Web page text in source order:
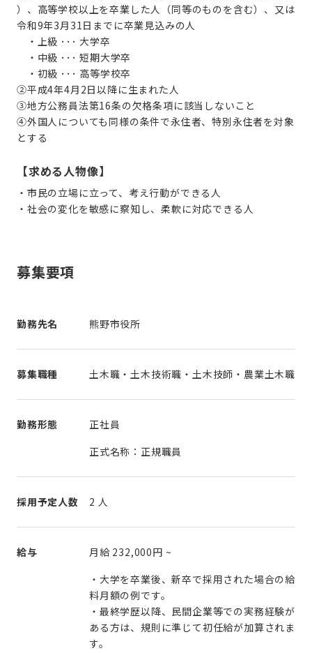
）、高等学校以上を卒業した人（同等のものを含む）、又は
令和9年3月31日までに卒業見込みの人
・上級 ･･･ 大学卒
・中級 ･･･ 短期大学卒
・初級 ･･･ 高等学校卒
②平成4年4月2日以降に生まれた人
③地方公務員法第16条の欠格条項に該当しないこと
④外国人についても同様の条件で永住者、特別永住者を対象
とする
【求める人物像】
・市民の立場に立って、考え行動ができる人
・社会の変化を敏感に察知し、柔軟に対応できる人
募集要項
勤務先名 熊野市役所
募集職種 土木職・土木技術職・土木技師・農業土木職
勤務形態
正社員
正式名称：正規職員
採用予定人数 2 人
給与 月給 232,000円 ~
・大学を卒業後、新卒で採用された場合の給
料月額の例です。
・最終学歴以降、民間企業等での実務経験が
ある方は、規則に準じて初任給が加算されま
す。